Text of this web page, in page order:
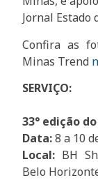
Jornal Estado
Confira as
Minas Trend
SERVIÇO:
33° edição
Data:8 a 10
Local: BH
Belo